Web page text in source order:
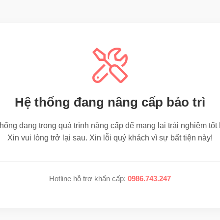
Hệ thống đang nâng cấp bảo trì
đang trong quá trình nâng cấp để mang lại trải nghiệm tốt
Xin vui lòng trở lại sau. Xin lỗi quý khách vì sự bất tiện này!
Hotline hỗ trợ khẩn cấp: 0986.743.247